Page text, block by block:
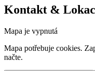
Kontakt &
Mapa je vypnutá
Mapa potřebuje cookies.
načte.